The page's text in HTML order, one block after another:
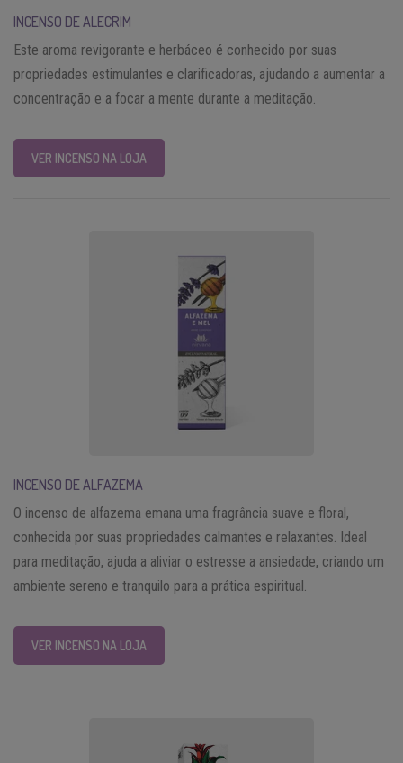
INCENSO DE ALECRIM
Este aroma revigorante e herbáceo é conhecido por suas
propriedades estimulantes e clarificadoras, ajudando a aumentar a
concentração e a focar a mente durante a meditação.
VER INCENSO NA LOJA
INCENSO DE ALFAZEMA
O incenso de alfazema emana uma fragrância suave e floral,
conhecida por suas propriedades calmantes e relaxantes. Ideal
para meditação, ajuda a aliviar o estresse a ansiedade, criando um
ambiente sereno e tranquilo para a prática espiritual.
VER INCENSO NA LOJA